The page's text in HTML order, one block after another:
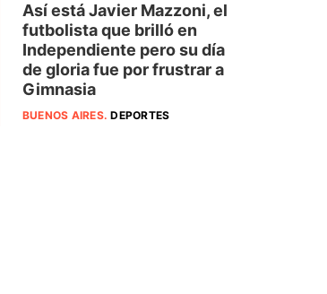
Así está Javier Mazzoni, el
futbolista que brilló en
Independiente pero su día
de gloria fue por frustrar a
Gimnasia
BUENOS AIRES.DEPORTES